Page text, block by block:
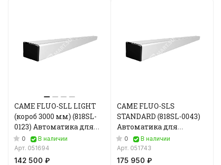
CAME FLUO-SLL LIGHT
(короб 3000 мм) (818SL-
0123) Автоматика для
двустворчатой
раздвижной двери
0
В наличии
Арт. 051694
142 500 ₽
CAME FLUO-SLS
STANDARD (818SL-0043)
Автоматика для
двустворчатой
раздвижной двери
0
В наличии
Арт. 051743
175 950 ₽